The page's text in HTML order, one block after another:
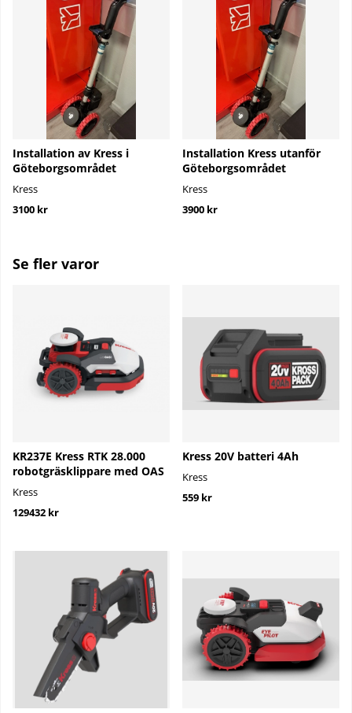
Installation av Kress i
Göteborgsområdet
Kress
3100 kr
Installation Kress utanför
Göteborgsområdet
Kress
3900 kr
Se fler varor
KR237E Kress RTK 28.000
robotgräsklippare med OAS
Kress
129432 kr
Kress 20V batteri 4Ah
Kress
559 kr